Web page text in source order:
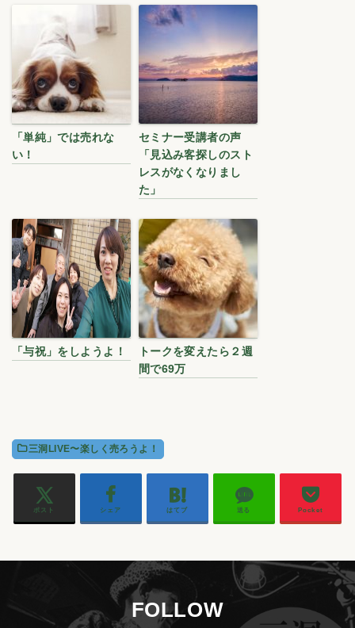
「単純」では売れな
い！
セミナー受講者の声
「見込み客探しのスト
レスがなくなりまし
た」
「与祝」をしようよ！
トークを変えたら２週
間で69万
三洞LIVE〜楽しく売ろうよ！
ポスト シェア はてブ 送る Pocket
FOLLOW